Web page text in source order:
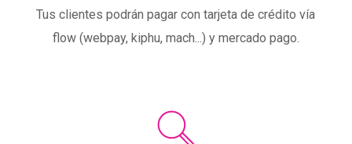
Tus clientes podrán pagar con tarjeta de crédito vía
flow (webpay, kiphu, mach...) y mercado pago.